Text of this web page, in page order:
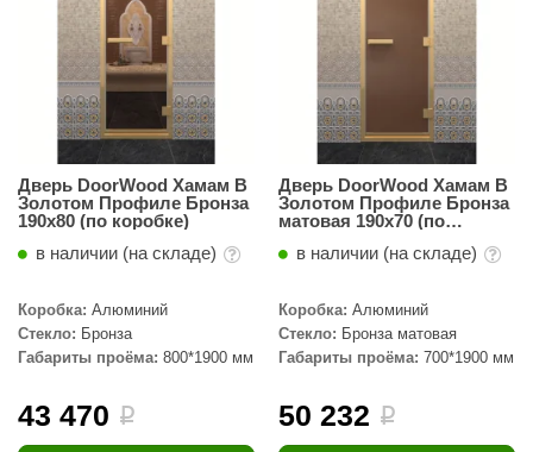
Дверь DoorWood Хамам В
Золотом Профиле Бронза
190х80 (по коробке)
в наличии (на складе)
Коробка: Алюминий
Стекло: Бронза
Габариты проёма: 800*1900 мм
43 470 i
Дверь DoorWood Хамам В
Золотом Профиле Бронза
матовая 190х70 (по
в наличии (на складе)
Коробка: Алюминий
Стекло: Бронза матовая
Габариты проёма: 700*1900 мм
50 232 i